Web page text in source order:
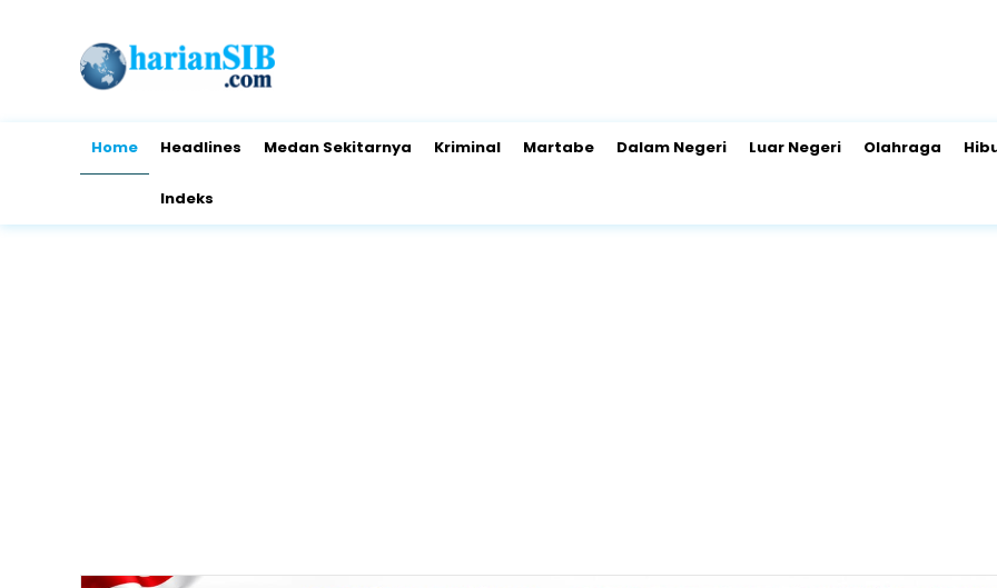
Home Headlines Medan Sekitarnya Kriminal Martabe Dalam Negeri Luar Negeri Olahraga
Indeks